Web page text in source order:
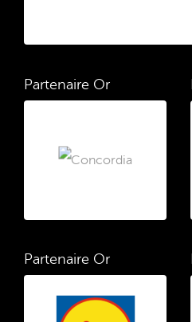
Partenaire Or
Partenaire Or